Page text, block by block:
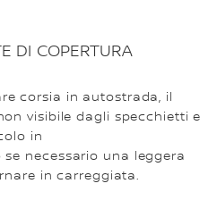
DI COPERTURA
corsia in autostrada, il
visibile dagli specchietti e
in
necessario una leggera
in carreggiata.